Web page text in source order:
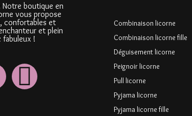
Notre boutique en
vous propose
confortables et
et plein
fabuleux !
Combinaison licorne
Combinaison licorne fille
Déguisement licorne
Peignoir licorne
Pull licorne
Pyjama licorne
Pyjama licorne fille